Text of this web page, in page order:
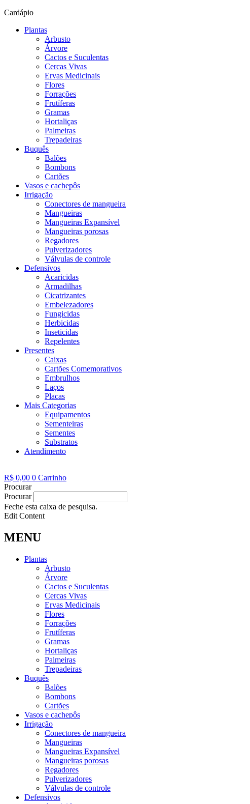
Cardápio
Plantas
Arbusto
Árvore
Cactos e Suculentas
Cercas Vivas
Ervas Medicinais
Flores
Forrações
Frutíferas
Gramas
Hortaliças
Palmeiras
Trepadeiras
Buquês
Balões
Bombons
Cartões
Vasos e cachepôs
Irrigação
Conectores de mangueira
Mangueiras
Mangueiras Expansível
Mangueiras porosas
Regadores
Pulverizadores
Válvulas de controle
Defensivos
Acaricidas
Armadilhas
Cicatrizantes
Embelezadores
Fungicidas
Herbicidas
Inseticidas
Repelentes
Presentes
Caixas
Cartões Comemorativos
Embrulhos
Laços
Placas
Mais Categorias
Equipamentos
Sementeiras
Sementes
Substratos
Atendimento
R$ 0,00 0 Carrinho
Procurar
Procurar
Feche esta caixa de pesquisa.
Edit Content
MENU
Plantas
Arbusto
Árvore
Cactos e Suculentas
Cercas Vivas
Ervas Medicinais
Flores
Forrações
Frutíferas
Gramas
Hortaliças
Palmeiras
Trepadeiras
Buquês
Balões
Bombons
Cartões
Vasos e cachepôs
Irrigação
Conectores de mangueira
Mangueiras
Mangueiras Expansível
Mangueiras porosas
Regadores
Pulverizadores
Válvulas de controle
Defensivos